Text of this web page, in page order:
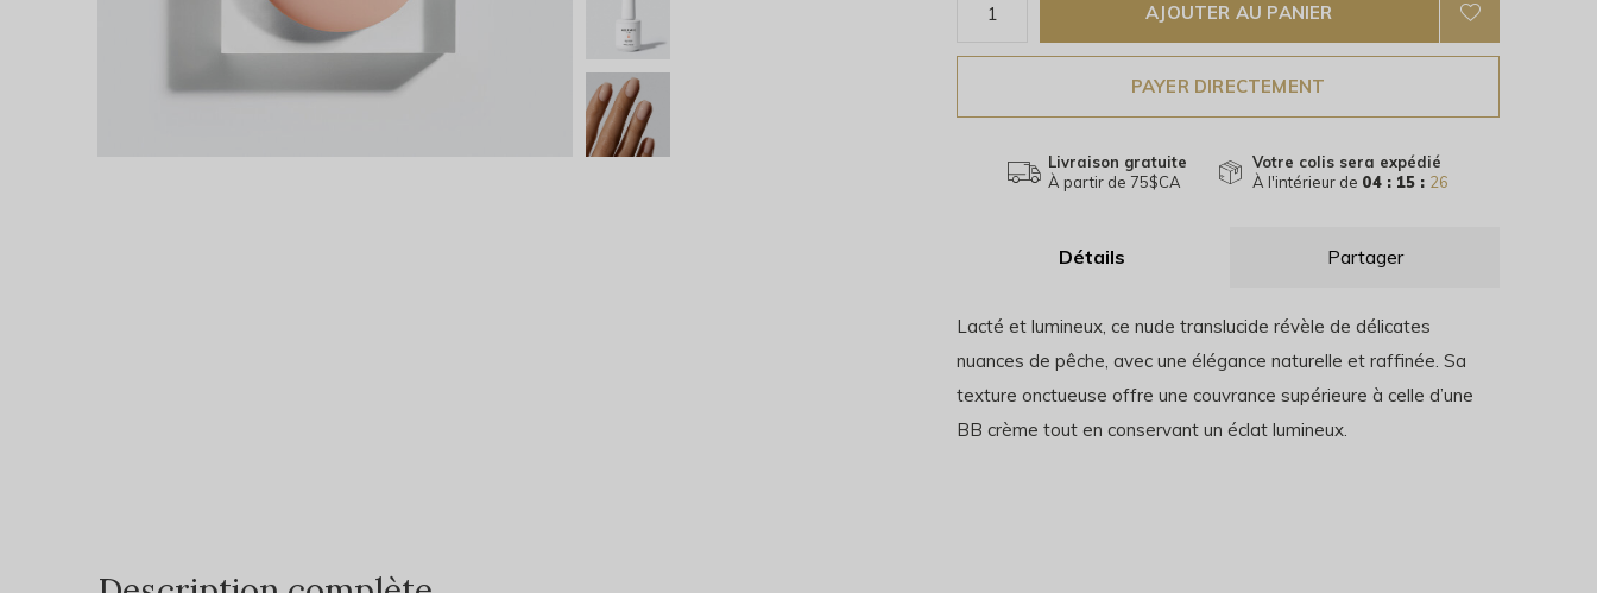
AJOUTER AU PANIER
PAYER DIRECTEMENT
Livraison gratuite
À partir de 75$CA
Votre colis sera expédié
À l'intérieur de 04 : 15 : 26
Détails Partager
Lacté et lumineux, ce nude translucide révèle de délicates
nuances de pêche, avec une élégance naturelle et raffinée. Sa
texture onctueuse offre une couvrance supérieure à celle d’une
BB crème tout en conservant un éclat lumineux.